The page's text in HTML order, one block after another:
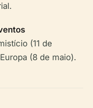
(11 de
(8 de maio).